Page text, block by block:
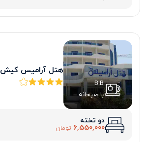
B.B
با صبحانه
هتل آرامیس کیش
دو تخته
6,550,000 تومان